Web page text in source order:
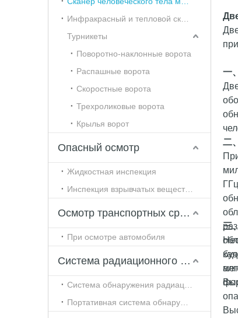
Турникеты
Поворотно-наклонные ворота
Распашные ворота
Скоростные ворота
Трехроликовые ворота
Крылья ворот
Опасный осмотр
Жидкостная инспекция
Осмотр транспортных средств и автомобилей
При осмотре автомобиля
Система радиационного контроля
一、
二、
三